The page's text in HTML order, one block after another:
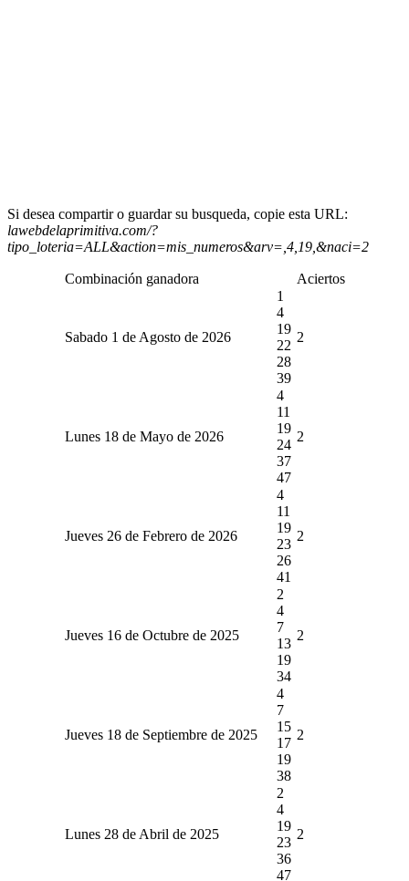
Si desea compartir o guardar su busqueda, copie esta URL:
lawebdelaprimitiva.com/?
tipo_loteria=ALL&action=mis_numeros&arv=,4,19,&naci=2
Combinación ganadora Aciertos
Sabado 1 de Agosto de 2026
1
4
19
22
28
39
2
Lunes 18 de Mayo de 2026
4
11
19
24
37
47
2
Jueves 26 de Febrero de 2026
4
11
19
23
26
41
2
Jueves 16 de Octubre de 2025
2
4
7
13
19
34
2
Jueves 18 de Septiembre de 2025
4
7
15
17
19
38
2
Lunes 28 de Abril de 2025
2
4
19
23
36
47
2